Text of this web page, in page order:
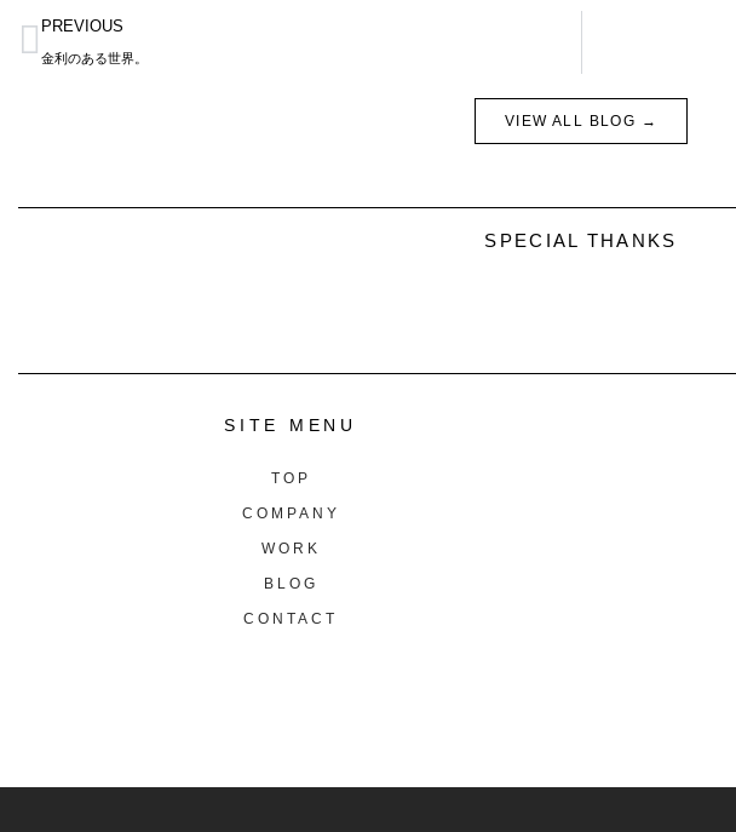
Prev
PREVIOUS
金利のある世界。
VIEW ALL BLOG →
SPECIAL THANKS
SITE MENU
TOP
COMPANY
WORK
BLOG
CONTACT